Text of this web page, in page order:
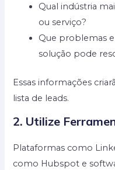
Qual indústria
ou serviço?
Que problemas
solução pode
Essas informações
lista de leads.
2. Utilize
Plataformas como
como Hubspot e